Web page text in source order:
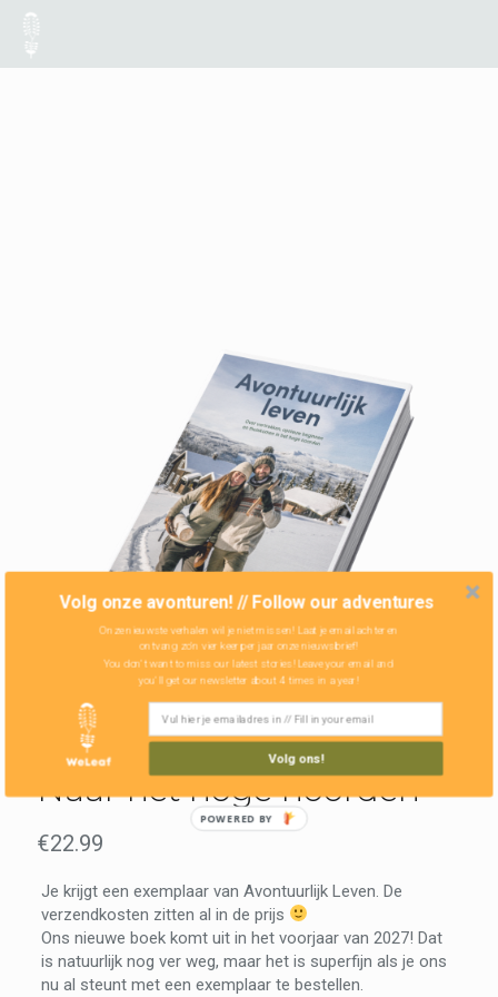
Naar het hoge noorden
€22.99
Je krijgt een exemplaar van Avontuurlijk Leven. De
verzendkosten zitten al in de prijs
Ons nieuwe boek komt uit in het voorjaar van 2027! Dat
is natuurlijk nog ver weg, maar het is superfijn als je ons
nu al steunt met een exemplaar te bestellen.
Volg onze avonturen! // Follow our adventures
Onze nieuwste verhalen wil je niet missen! Laat je email achter en
ontvang zo'n vier keer per jaar onze nieuwsbrief!
Volg ons!
You don't want to miss our latest stories! Leave your email and
you'll get our newsletter about 4 times in a year!
POWERED BY